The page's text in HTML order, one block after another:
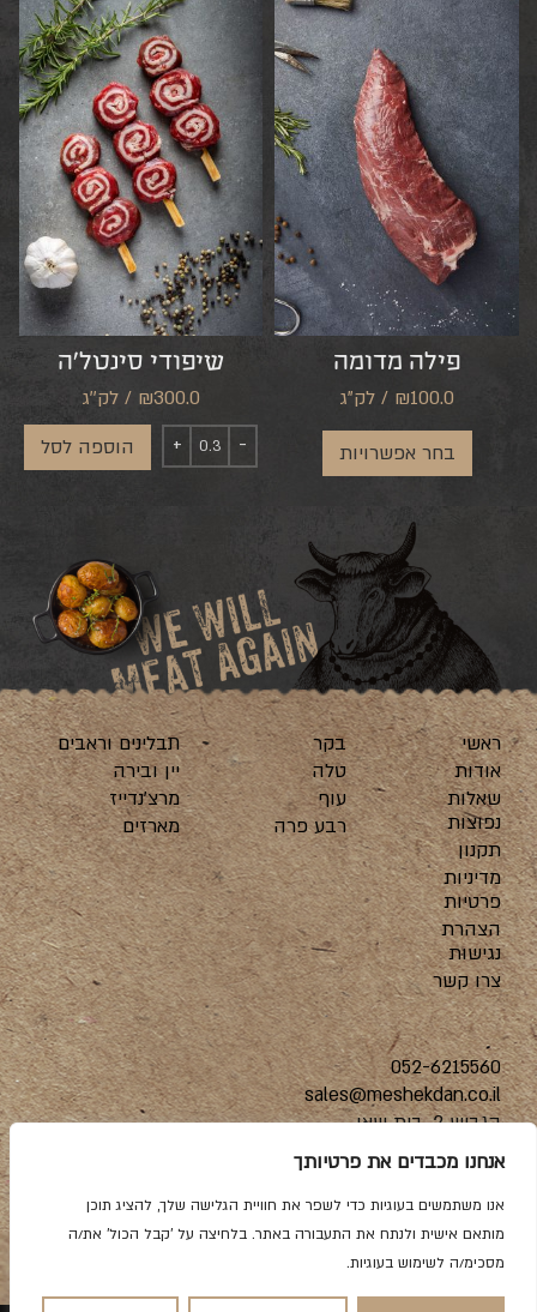
אנחנו מכבדים את פרטיותך
אנו משתמשים בעוגיות כדי לשפר את חוויית הגלישה שלך, להציג תוכן
מותאם אישית ולנתח את התעבורה באתר. בלחיצה על 'קבל הכול' את/ה
מסכימ/ה לשימוש בעוגיות.
פילה מדומה
₪100.0 / לק"ג
בחר אפשרויות
שיפודי סינטל’ה
₪300.0
/ לק''ג
הוספה לסל
ראשי
אודות
שאלות
נפוצות
תקנון
מדיניות
פרטיות
הצהרת
נגישות
צרו קשר
בקר
טלה
עוף
רבע פרה
תבלינים וראבים
יין ובירה
מרצ’נדייז
מארזים
052-6215560
sales@meshekdan.co.il
הגביש 2, בית שאן
הקמת אתרים מהחלל החיצון |